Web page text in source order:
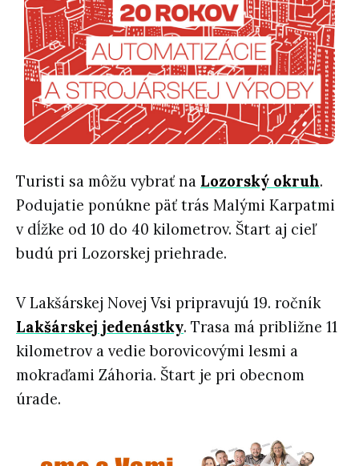
Turisti sa môžu vybrať na Lozorský okruh.
Podujatie ponúkne päť trás Malými Karpatmi
v dĺžke od 10 do 40 kilometrov. Štart aj cieľ
budú pri Lozorskej priehrade.
V Lakšárskej Novej Vsi pripravujú 19. ročník
Lakšárskej jedenástky. Trasa má približne 11
kilometrov a vedie borovicovými lesmi a
mokraďami Záhoria. Štart je pri obecnom
úrade.